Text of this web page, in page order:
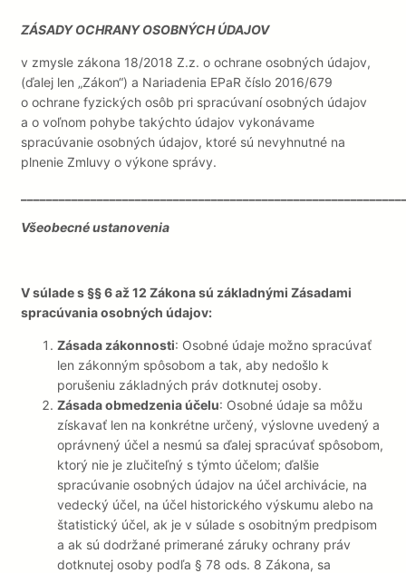
ZÁSADY OCHRANY OSOBNÝCH ÚDAJOV
v zmysle zákona 18/2018 Z.z. o ochrane osobných údajov,
(ďalej len „Zákon“) a Nariadenia EPaR číslo 2016/679
o ochrane fyzických osôb pri spracúvaní osobných údajov
a o voľnom pohybe takýchto údajov vykonávame
spracúvanie osobných údajov, ktoré sú nevyhnutné na
plnenie Zmluvy o výkone správy.
Všeobecné ustanovenia
V súlade s §§ 6 až 12 Zákona sú základnými Zásadami
spracúvania osobných údajov:
Zásada zákonnosti: Osobné údaje možno spracúvať
len zákonným spôsobom a tak, aby nedošlo k
porušeniu základných práv dotknutej osoby.
Zásada obmedzenia účelu: Osobné údaje sa môžu
získavať len na konkrétne určený, výslovne uvedený a
oprávnený účel a nesmú sa ďalej spracúvať spôsobom,
ktorý nie je zlučiteľný s týmto účelom; ďalšie
spracúvanie osobných údajov na účel archivácie, na
vedecký účel, na účel historického výskumu alebo na
štatistický účel, ak je v súlade s osobitným predpisom
a ak sú dodržané primerané záruky ochrany práv
dotknutej osoby podľa § 78 ods. 8 Zákona, sa